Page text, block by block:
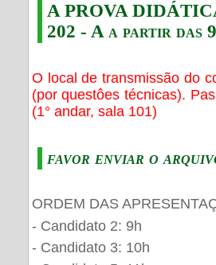
A PROVA
202 - A a partir das
O local de transmissão do
(por questôes técnicas).
(1° andar, sala 101)
favor enviar o
ORDEM DAS
- Candidato 2: 9h
- Candidato 3: 10h